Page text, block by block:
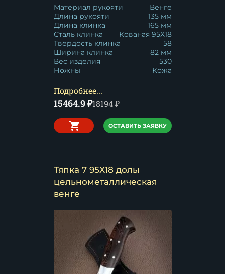
Материал рукояти
Венге
Длина рукояти
135 мм
Длина клинка
165 мм
Сталь клинка
Кованая 95Х18
Твёрдость клинка
58
Ширина клинка
82 мм
Вес изделия
530
Ножны
Кожа
Подробнее...
15464.9₽18194₽
ОСТАВИТЬ ЗАЯВКУ
Тяпка 7 95Х18 долы
цельнометаллическая
венге